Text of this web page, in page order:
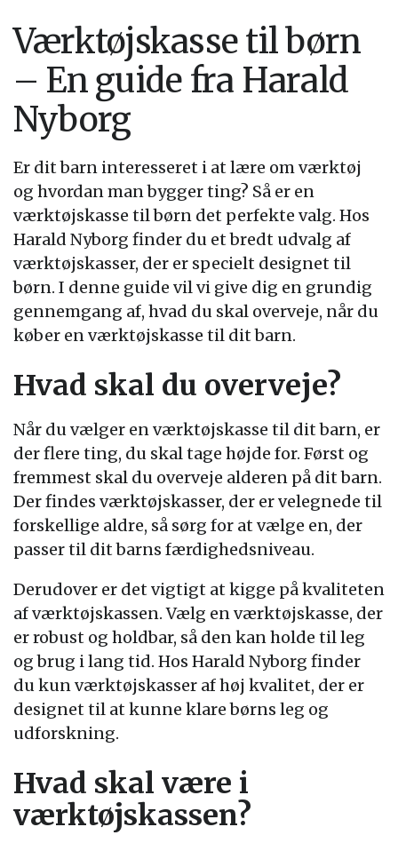
Værktøjskasse til børn
– En guide fra Harald
Nyborg
Er dit barn interesseret i at lære om værktøj
og hvordan man bygger ting? Så er en
værktøjskasse til børn det perfekte valg. Hos
Harald Nyborg finder du et bredt udvalg af
værktøjskasser, der er specielt designet til
børn. I denne guide vil vi give dig en grundig
gennemgang af, hvad du skal overveje, når du
køber en værktøjskasse til dit barn.
Hvad skal du overveje?
Når du vælger en værktøjskasse til dit barn, er
der flere ting, du skal tage højde for. Først og
fremmest skal du overveje alderen på dit barn.
Der findes værktøjskasser, der er velegnede til
forskellige aldre, så sørg for at vælge en, der
passer til dit barns færdighedsniveau.
Derudover er det vigtigt at kigge på kvaliteten
af værktøjskassen. Vælg en værktøjskasse, der
er robust og holdbar, så den kan holde til leg
og brug i lang tid. Hos Harald Nyborg finder
du kun værktøjskasser af høj kvalitet, der er
designet til at kunne klare børns leg og
udforskning.
Hvad skal være i
værktøjskassen?